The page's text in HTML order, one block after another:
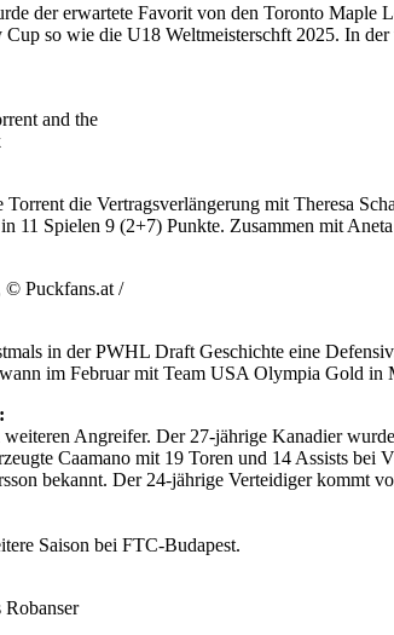
der erwartete Favorit von den Toronto Maple
so wie die U18 Weltmeisterschft 2025. In
and the
die Vertragsverlängerung mit Theresa
11 Spielen 9 (2+7) Punkte. Zusammen mit
© Puckfans.at /
in der PWHL Draft Geschichte eine
im Februar mit Team USA Olympia Gold in
Angreifer. Der 27-jährige Kanadier
Caamano mit 19 Toren und 14 Assists bei
bekannt. Der 24-jährige Verteidiger
Saison bei FTC-Budapest.